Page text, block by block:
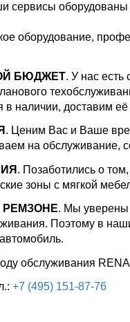
сервисы оборудованы
оборудование,
БЮДЖЕТ. У нас
наличии, доставим
. Ценим Вас и Ваше
на обслуживание,
. Позаботились о
зоны с мягкой
. Мы уверены
Поэтому в
обслуживания
+7 (495) 151-87-76